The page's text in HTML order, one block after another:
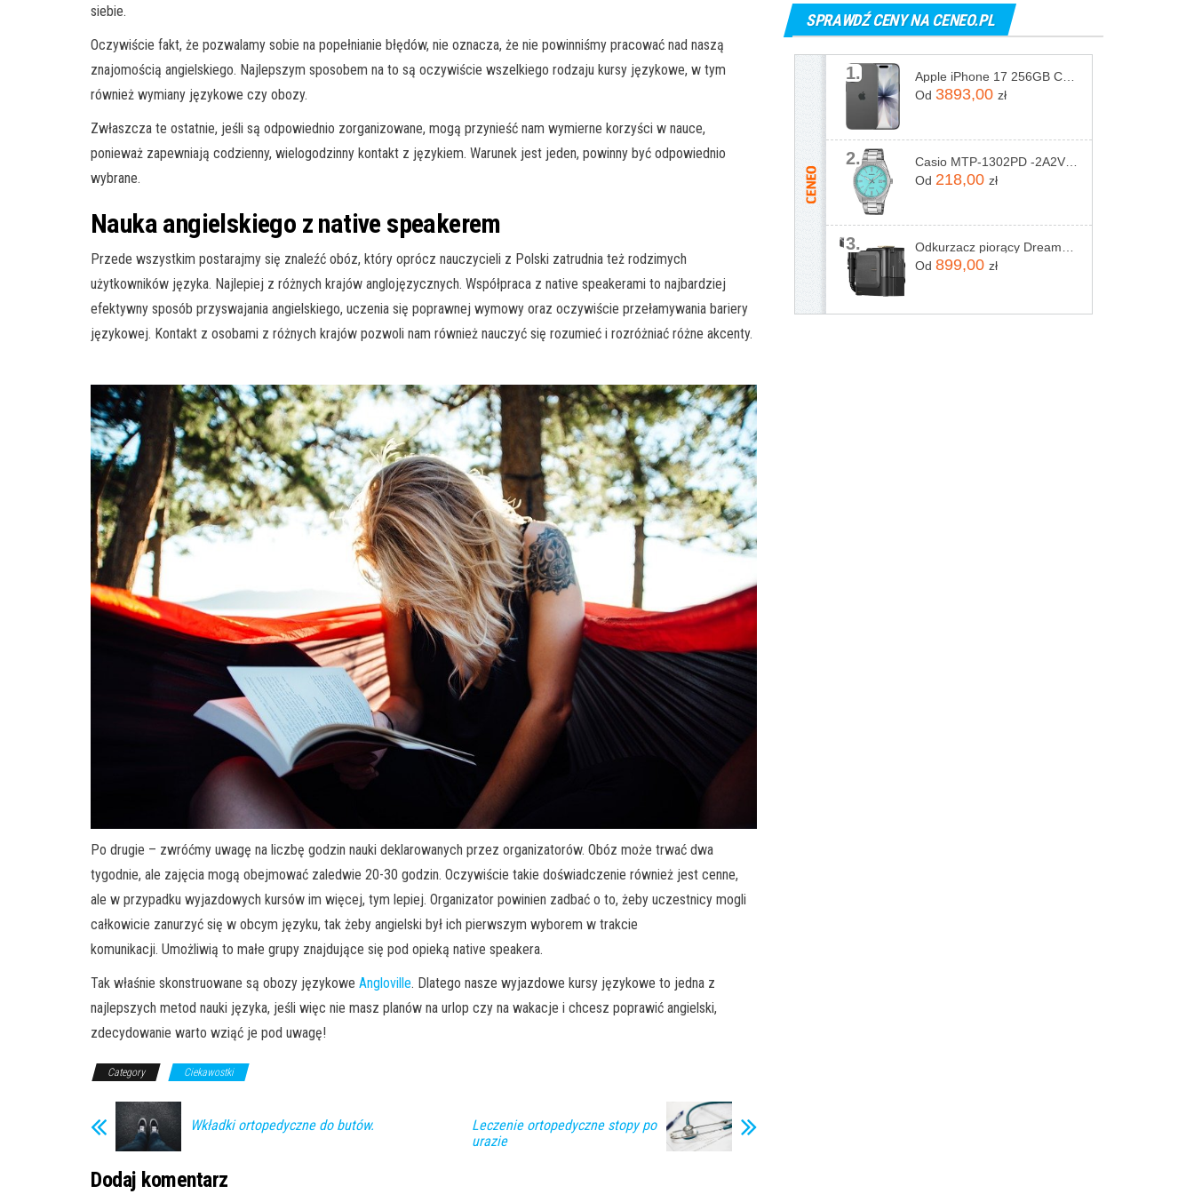
siebie.
Oczywiście fakt, że pozwalamy sobie na popełnianie błędów, nie oznacza, że nie powinniśmy pracować nad naszą
znajomością angielskiego. Najlepszym sposobem na to są oczywiście wszelkiego rodzaju kursy językowe, w tym
również wymiany językowe czy obozy.
Zwłaszcza te ostatnie, jeśli są odpowiednio zorganizowane, mogą przynieść nam wymierne korzyści w nauce,
ponieważ zapewniają codzienny, wielogodzinny kontakt z językiem. Warunek jest jeden, powinny być odpowiednio
wybrane.
Nauka angielskiego z native speakerem
Przede wszystkim postarajmy się znaleźć obóz, który oprócz nauczycieli z Polski zatrudnia też rodzimych
użytkowników języka. Najlepiej z różnych krajów anglojęzycznych. Współpraca z native speakerami to najbardziej
efektywny sposób przyswajania angielskiego, uczenia się poprawnej wymowy oraz oczywiście przełamywania bariery
językowej. Kontakt z osobami z różnych krajów pozwoli nam również nauczyć się rozumieć i rozróżniać różne akcenty.
Po drugie – zwróćmy uwagę na liczbę godzin nauki deklarowanych przez organizatorów. Obóz może trwać dwa
tygodnie, ale zajęcia mogą obejmować zaledwie 20-30 godzin. Oczywiście takie doświadczenie również jest cenne,
ale w przypadku wyjazdowych kursów im więcej, tym lepiej. Organizator powinien zadbać o to, żeby uczestnicy mogli
całkowicie zanurzyć się w obcym języku, tak żeby angielski był ich pierwszym wyborem w trakcie
komunikacji. Umożliwią to małe grupy znajdujące się pod opieką native speakera.
Tak właśnie skonstruowane są obozy językowe Angloville. Dlatego nasze wyjazdowe kursy językowe to jedna z
najlepszych metod nauki języka, jeśli więc nie masz planów na urlop czy na wakacje i chcesz poprawić angielski,
zdecydowanie warto wziąć je pod uwagę!
Category Ciekawostki
Wkładki ortopedyczne do butów.
Leczenie ortopedyczne stopy po
urazie
Dodaj komentarz
SPRAWDŹ CENY NA CENEO.PL
1.
Od 3893,00 zł
2.
Od 218,00 zł
3.
Od 899,00 zł